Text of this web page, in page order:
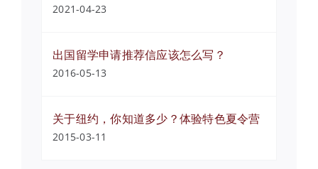
2021-04-23
出国留学申请推荐信应该怎么写？
2016-05-13
关于纽约，你知道多少？体验特色夏令营
2015-03-11